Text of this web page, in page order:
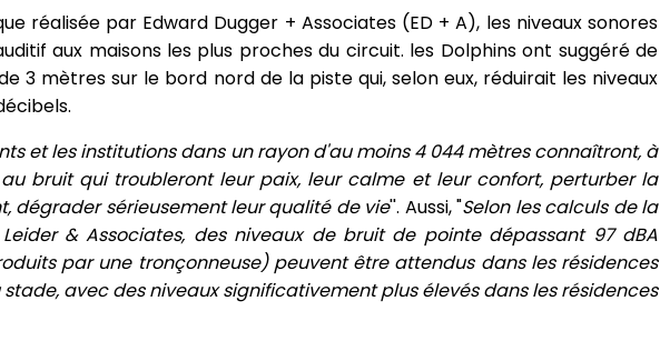
réalisée par Edward Dugger + Associates (ED + A), les niveaux sonores
aux maisons les plus proches du circuit. les Dolphins ont suggéré de
3 mètres sur le bord nord de la piste qui, selon eux, réduirait les niveaux
et les institutions dans un rayon d'au moins 4 044 mètres connaîtront, à
bruit qui troubleront leur paix, leur calme et leur confort, perturber la
dégrader sérieusement leur qualité de vie''. Aussi, "Selon les calculs de la
& Associates, des niveaux de bruit de pointe dépassant 97 dBA
par une tronçonneuse) peuvent être attendus dans les résidences
avec des niveaux significativement plus élevés dans les résidences